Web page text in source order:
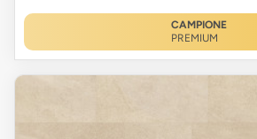
CAMPIONE
PREMIUM